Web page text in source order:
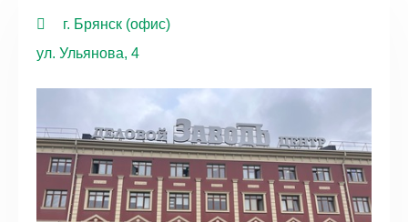
г. Брянск (офис)
ул. Ульянова, 4